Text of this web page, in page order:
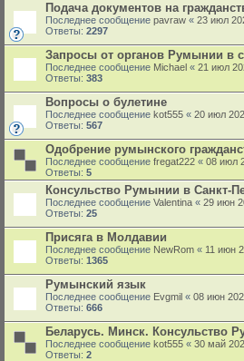
Подача документов на
Последнее сообщение pavraw « 23 июл
Ответы: 2297
Запросы от органов Румынии в
Последнее сообщение Michael « 21 июл
Ответы: 383
Вопросы о булетине
Последнее сообщение kot555 « 20 июл
Ответы: 567
Одобрение румынского
Последнее сообщение fregat222 « 08 июл
Ответы: 5
Консульство Румынии в Санкт-
Последнее сообщение Valentina « 29 июн
Ответы: 25
Присяга в Молдавии
Последнее сообщение NewRom « 11 июн
Ответы: 1365
Румынский язык
Последнее сообщение Evgmil « 08 июн
Ответы: 666
Беларусь. Минск. Консульство
Последнее сообщение kot555 « 30 май
Ответы: 2